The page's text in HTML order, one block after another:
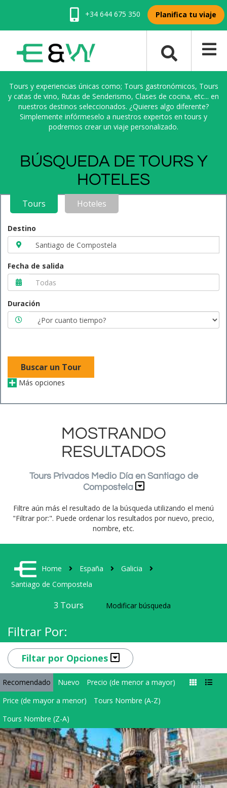
+34 644 675 350 Planifica tu viaje
Tours y experiencias únicas como; Tours gastronómicos, Tours
y catas de vino, Rutas de Senderismo, Clases de cocina, etc... en
nuestros destinos seleccionados. ¿Quieres algo diferente?
Simplemente infórmeselo a nuestros expertos en tours y
podremos crear un viaje personalizado.
BÚSQUEDA DE TOURS Y
HOTELES
Tours Hoteles
Destino
Fecha de salida
Duración
Buscar un Tour
Más opciones
MOSTRANDO
RESULTADOS
Tours Privados Medio Día en Santiago de
Compostela
Filtre aún más el resultado de la búsqueda utilizando el menú
"Filtrar por:". Puede ordenar los resultados por nuevo, precio,
nombre, etc.
Home España
Galicia
Santiago de Compostela
3 Tours Modificar búsqueda
Filtrar Por:
Filtar por Opciones
Recomendado Nuevo
Precio (de menor a mayor)
Price (de mayor a menor)
Tours Nombre (A-Z)
Tours Nombre (Z-A)